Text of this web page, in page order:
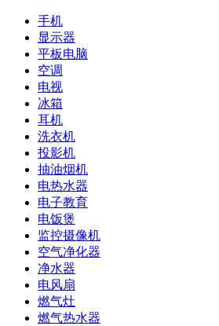
手机
显示器
平板电脑
空调
电视
冰箱
耳机
洗衣机
投影机
抽油烟机
电热水器
电子教育
电饭煲
监控摄像机
空气净化器
净水器
电风扇
燃气灶
燃气热水器